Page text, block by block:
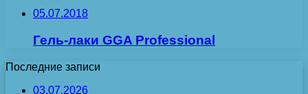
05.07.2018
Гель-лаки GGA Professional
Последние записи
03.07.2026